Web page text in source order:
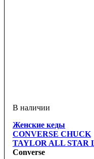
Женские кеды
CONVERSE CHUCK
TAYLOR ALL STAR
OX LEATHER
Converse